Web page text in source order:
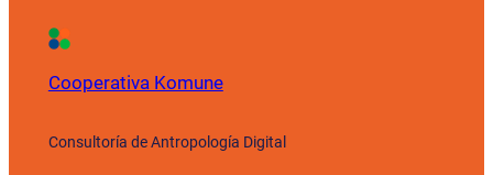
Cooperativa Komune
Consultoría de Antropología Digital